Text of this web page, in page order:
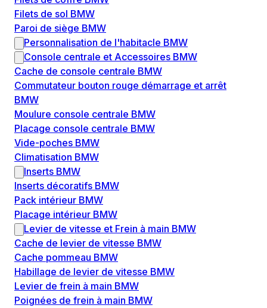
Filets de sol BMW
Paroi de siège BMW
Personnalisation de l'habitacle BMW
Console centrale et Accessoires BMW
Cache de console centrale BMW
Commutateur bouton rouge démarrage et arrêt
BMW
Moulure console centrale BMW
Placage console centrale BMW
Vide-poches BMW
Climatisation BMW
Inserts BMW
Inserts décoratifs BMW
Pack intérieur BMW
Placage intérieur BMW
Levier de vitesse et Frein à main BMW
Cache de levier de vitesse BMW
Cache pommeau BMW
Habillage de levier de vitesse BMW
Levier de frein à main BMW
Poignées de frein à main BMW